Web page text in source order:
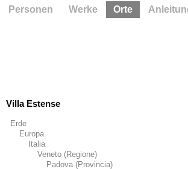
Villa Estense
Erde
Europa
Italia
Veneto (Regione)
Padova (Provincia)
Personen Werke Orte